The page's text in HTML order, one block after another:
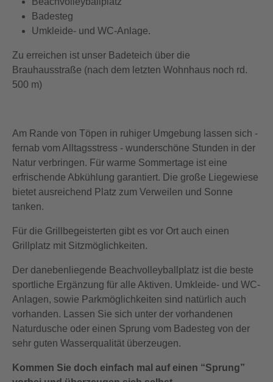
Badesteg
Umkleide- und WC-Anlage.
Zu erreichen ist unser Badeteich über die
Brauhausstraße (nach dem letzten Wohnhaus noch rd.
500 m)
Am Rande von Töpen in ruhiger Umgebung lassen sich -
fernab vom Alltagsstress - wunderschöne Stunden in der
Natur verbringen. Für warme Sommertage ist eine
erfrischende Abkühlung garantiert. Die große Liegewiese
bietet ausreichend Platz zum Verweilen und Sonne
tanken.
Für die Grillbegeisterten gibt es vor Ort auch einen
Grillplatz mit Sitzmöglichkeiten.
Der danebenliegende Beachvolleyballplatz ist die beste
sportliche Ergänzung für alle Aktiven. Umkleide- und WC-
Anlagen, sowie Parkmöglichkeiten sind natürlich auch
vorhanden. Lassen Sie sich unter der vorhandenen
Naturdusche oder einen Sprung vom Badesteg von der
sehr guten Wasserqualität überzeugen.
Kommen Sie doch einfach mal auf einen “Sprung”